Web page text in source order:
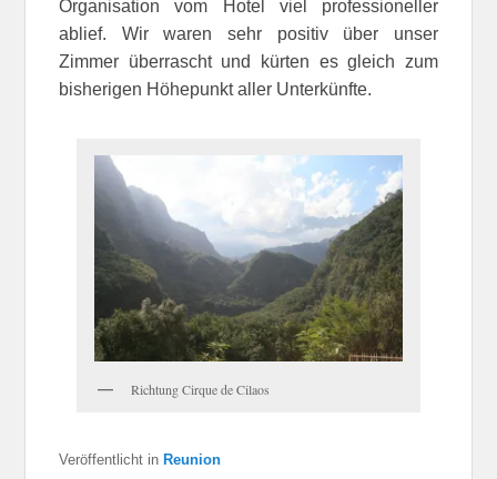
Organisation vom Hotel viel professioneller
ablief. Wir waren sehr positiv über unser
Zimmer überrascht und kürten es gleich zum
bisherigen Höhepunkt aller Unterkünfte.
Richtung Cirque de Cilaos
Veröffentlicht in Reunion